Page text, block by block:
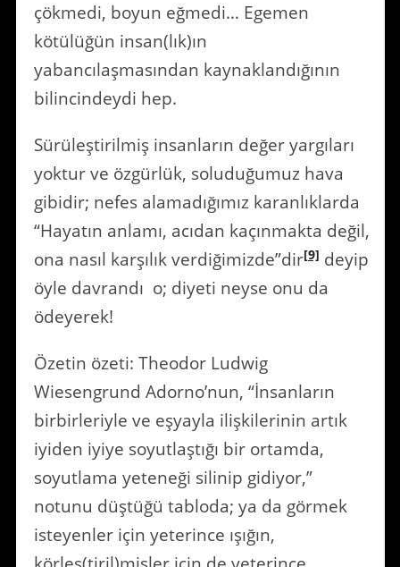
çökmedi, boyun eğmedi… Egemen
kötülüğün insan(lık)ın
yabancılaşmasından kaynaklandığının
bilincindeydi hep.
Sürüleştirilmiş insanların değer yargıları
yoktur ve özgürlük, soluduğumuz hava
gibidir; nefes alamadığımız karanlıklarda
“Hayatın anlamı, acıdan kaçınmakta değil,
ona nasıl karşılık verdiğimizde”dir[9] deyip
öyle davrandı o; diyeti neyse onu da
ödeyerek!
Özetin özeti: Theodor Ludwig
Wiesengrund Adorno’nun, “İnsanların
birbirleriyle ve eşyayla ilişkilerinin artık
iyiden iyiye soyutlaştığı bir ortamda,
soyutlama yeteneği silinip gidiyor,”
notunu düştüğü tabloda; ya da görmek
isteyenler için yeterince ışığın,